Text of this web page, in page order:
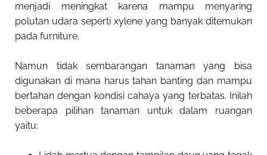
menjadi meningkat karena mampu menyaring
polutan udara seperti xylene yang banyak ditemukan
pada furniture.
Namun tidak sembarangan tanaman yang bisa
digunakan di mana harus tahan banting dan mampu
bertahan dengan kondisi cahaya yang terbatas. Inilah
beberapa pilihan tanaman untuk dalam ruangan
yaitu: